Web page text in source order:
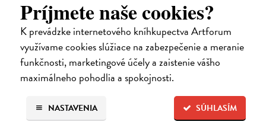
Príjmete naše cookies?
K prevádzke internetového kníhkupectva Artforum
využívame cookies slúžiace na zabezpečenie a meranie
funkčnosti, marketingové účely a zaistenie vášho
maximálneho pohodlia a spokojnosti.
SÚHLASÍM
NASTAVENIA
Memoár o chudobě
Tocqueville Alexis de| Kniha
První český překlad méně známého díla jedné z nejvýznamnějších
osobností evropské politické filosofie 19. století je doplněn obšírnými
komentáři Ivo Budila, Jana Kellera a Gertrudy Himmelfalberové.
Na sklade ?